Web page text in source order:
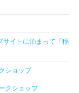
サイトに泊まって「稲
ショップ
クショップ